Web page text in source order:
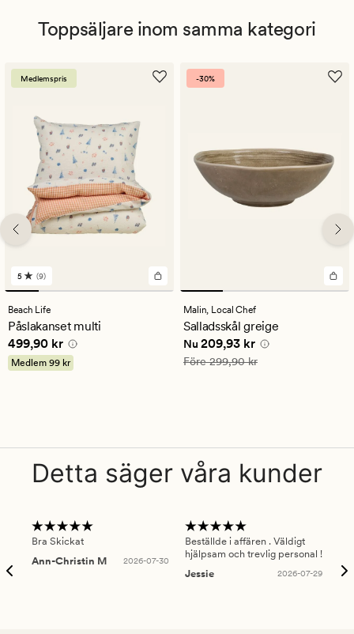
Toppsäljare inom samma kategori
Medlemspris
9
omdömen
med
ett
genomsnittligt
betyg
på
5
5 (9)
Beach Life
Påslakanset multi
Pris 499,90 kr
499,90 kr
Medlem 99 kr
-30%
Malin, Local Chef
Salladsskål greige
Nuvarande pris
Nu 209,93 kr
Ordinarie pris 299,90 kr
Före299,90 kr
Detta säger våra kunder
Bra Skickat
Ann-Christin M
2026-07-30
Beställde i affären . Väldigt
hjälpsam och trevlig personal !
Jessie
2026-07-29